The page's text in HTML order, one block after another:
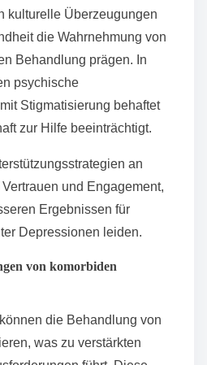
kulturelle Überzeugungen
die Wahrnehmung von
Behandlung prägen. In
psychische
Stigmatisierung behaftet
zur Hilfe beeinträchtigt.
an
und Engagement,
Ergebnissen für
Depressionen leiden.
von komorbiden
die Behandlung von
was zu verstärkten